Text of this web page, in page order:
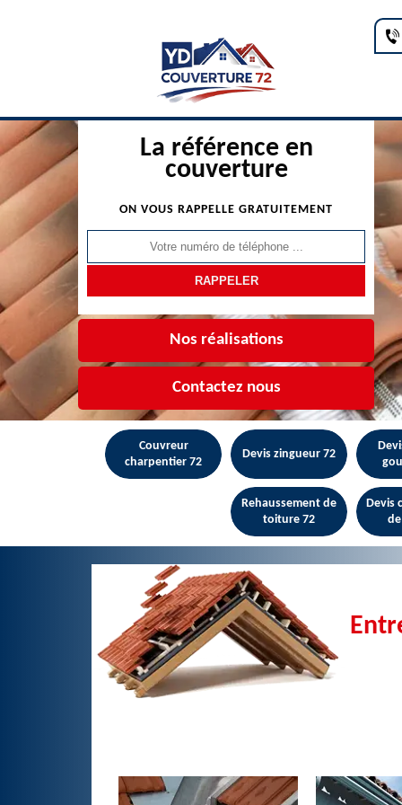
La référence en
couverture
ON VOUS RAPPELLE GRATUITEMENT
Nos réalisations
Contactez nous
Couvreur
charpentier 72
Devis zingueur 72
Rehaussement de
toiture 72
Devis